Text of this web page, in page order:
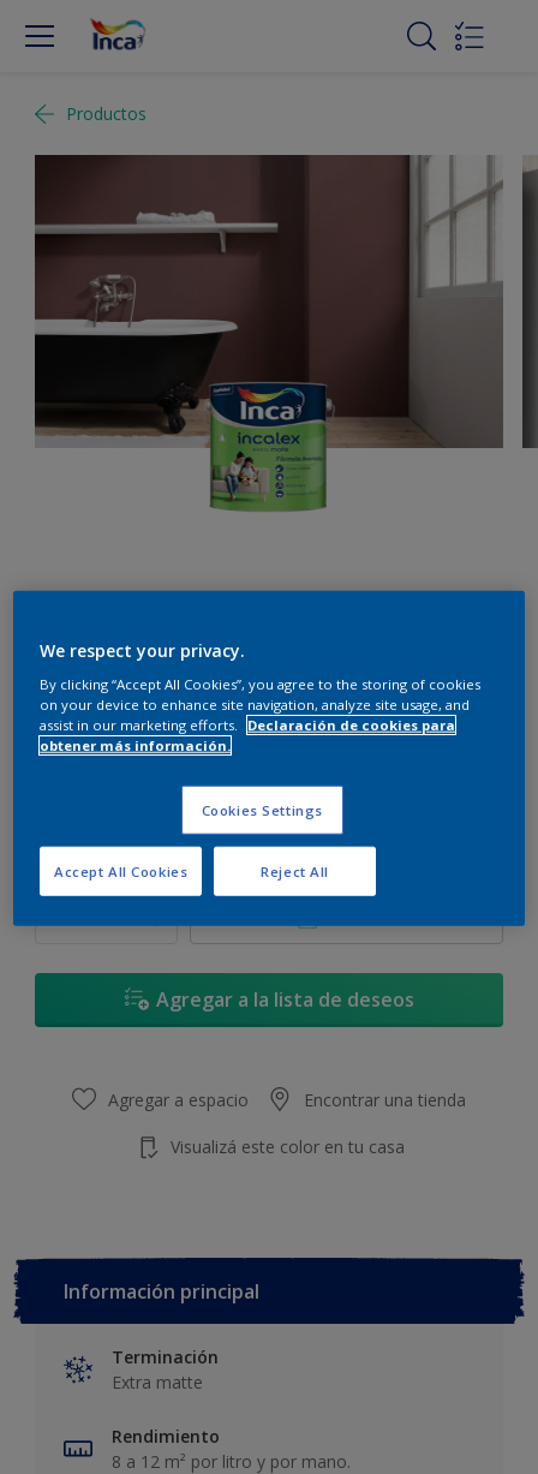
Productos
Rulo de Chocolate - 82RR 18/114
Cambiar de color
Tamaño
3,6 L
Cantidad Calculadora de pintura
Agregar a la lista de deseos
Agregar a espacio Encontrar una tienda
Visualizá este color en tu casa
Información principal
Terminación
Extra matte
Rendimiento
8 a 12 m² por litro y por mano.
We respect your privacy.
By clicking “Accept All Cookies”, you agree to the storing of cookies
on your device to enhance site navigation, analyze site usage, and
assist in our marketing efforts.
Declaración de cookies para
obtener más información.
Cookies Settings
Reject All
Accept All Cookies